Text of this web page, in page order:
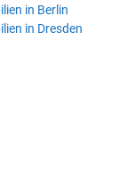
in Berlin
in Dresden